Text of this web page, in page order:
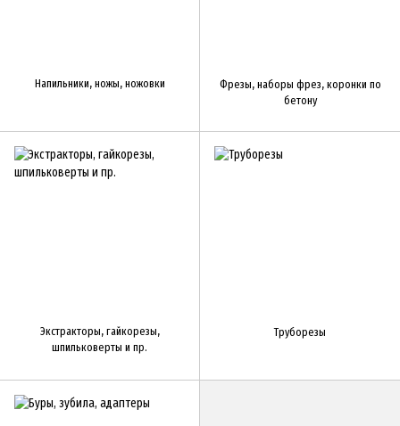
Напильники, ножы, ножовки
Фрезы, наборы фрез, коронки по
бетону
Экстракторы, гайкорезы,
шпильковерты и пр.
Труборезы